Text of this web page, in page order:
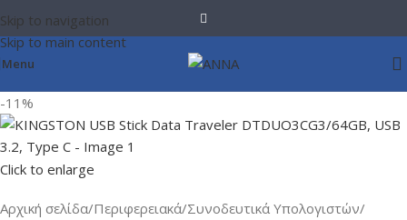
Skip to navigation
Skip to main content
Menu
-11%
Click to enlarge
Αρχική σελίδα Περιφερειακά Συνοδευτικά Υπολογιστών